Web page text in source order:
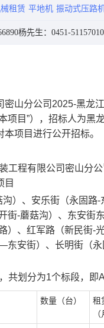
租赁 平地机 振动式压路
杨先生：0451-51157010
密山分公司 2025-黑龙
项目”），招标人为
项目进行公开招标。
工程有限公司密山分
目
）、安乐街（永固
街-蘑菇沟）、东安街
）、红军路（新民街-
安街）、长明街（
共划分为1个标段，即
数量 （台）
租